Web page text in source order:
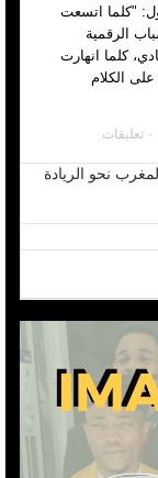
"كلما اتسعت
الرقمية
كلما انهارت
الكلام
٠ تعليقات
نحو الريادة